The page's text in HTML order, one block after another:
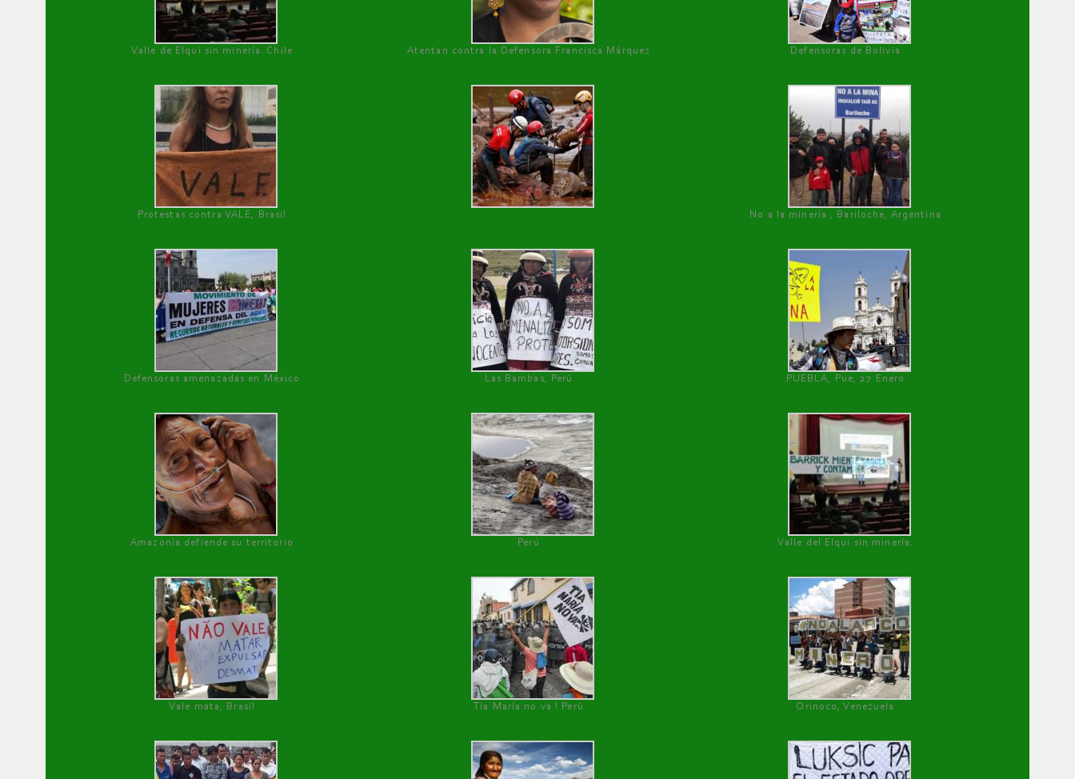
Valle de Elqui sin minería. Chile Atentan contra la Defensora Francisca Márquez Defensoras de Bolivia
Protestas contra VALE, Brasil No a la minería , Bariloche, Argentina
Defensoras amenazadas en México Las Bambas, Perú PUEBLA, Pue, 27 Enero
Amazonía defiende su territorio Perú Valle del Elqui sin minería.
Vale mata, Brasil Tía María no va ! Perú Orinoco, Venezuela